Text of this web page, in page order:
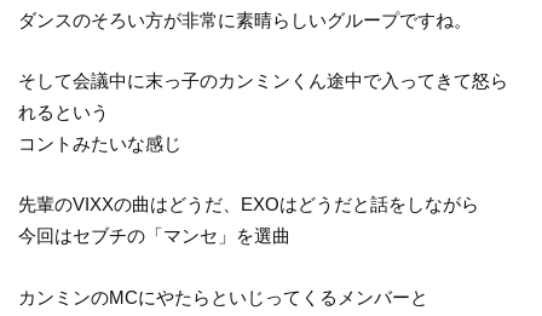
ダンスのそろい方が非常に素晴らしいグループですね。
そして会議中に末っ子のカンミンくん途中で入ってきて怒ら
れるという
コントみたいな感じ
先輩のVIXXの曲はどうだ、EXOはどうだと話をしながら
今回はセブチの「マンセ」を選曲
カンミンのMCにやたらといじってくるメンバーと